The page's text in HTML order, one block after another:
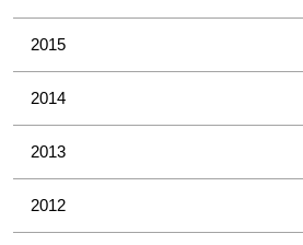
2015
2014
2013
2012